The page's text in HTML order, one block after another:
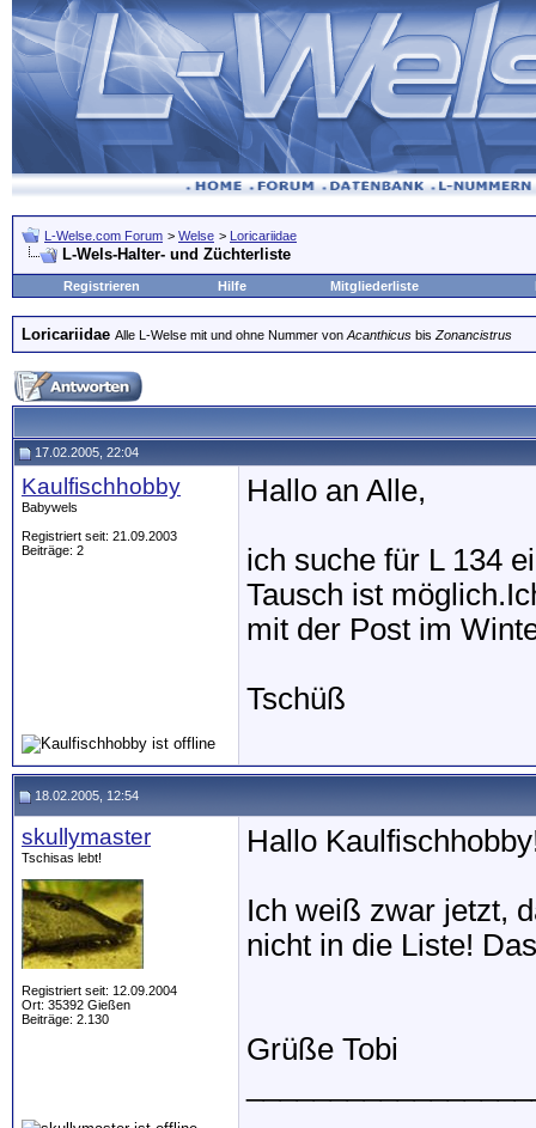
L-Welse.com Forum > Welse > Loricariidae
L-Wels-Halter- und Züchterliste
Registrieren Hilfe Mitgliederliste
Loricariidae Alle L-Welse mit und ohne Nummer von Acanthicus bis Zonancistrus
17.02.2005, 22:04
Kaulfischhobby
Babywels
Registriert seit: 21.09.2003
Beiträge: 2
Hallo an Alle,
ich suche für L 134
Tausch ist
mit der Post im
Tschüß
18.02.2005, 12:54
skullymaster
Tschisas lebt!
Registriert seit: 12.09.2004
Ort: 35392 Gießen
Beiträge: 2.130
Hallo
Ich weiß zwar jetzt,
nicht in die Liste!
Grüße Tobi